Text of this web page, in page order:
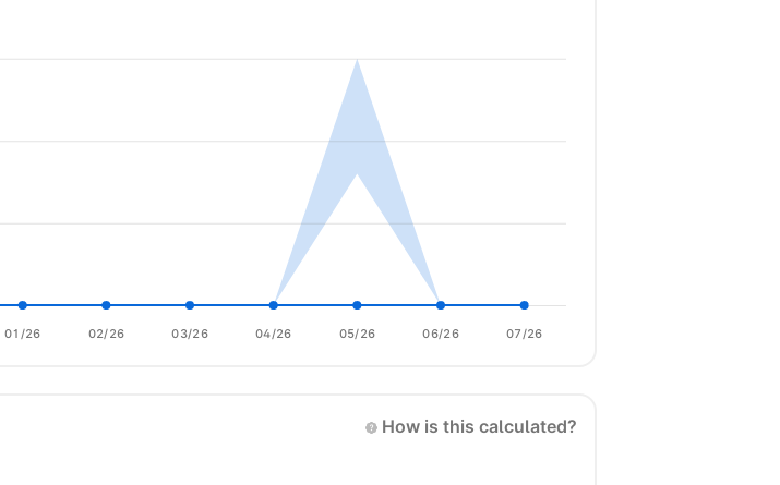
01/26 02/26 03/26 04/26 05/26 06/26 07/26
How is this calculated?